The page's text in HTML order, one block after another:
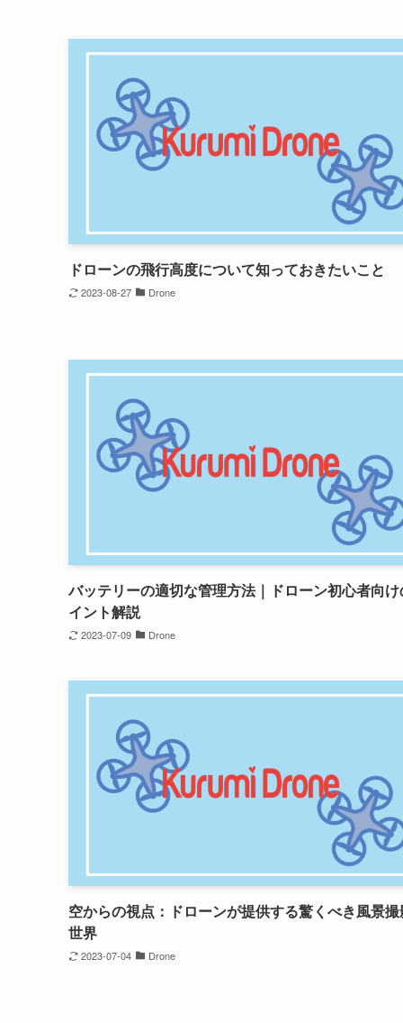
ドローンの飛行高度について知っておきたいこと
2023-08-27 Drone
バッテリーの適切な管理方法｜ドローン初心者向
イント解説
2023-07-09 Drone
空からの視点：ドローンが提供する驚くべき風景
世界
2023-07-04 Drone